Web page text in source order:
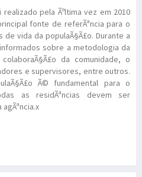
pela Ãºltima vez em 2010
fonte de referÃªncia para o
vida da populaÃ§Ã£o. Durante a
sobre a metodologia da
da comunidade, o
e supervisores, entre outros.
Ã© fundamental para o
as residÃªncias devem ser